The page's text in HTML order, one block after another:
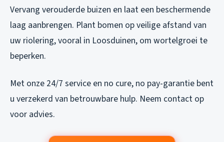
Vervang verouderde buizen en laat een beschermende
laag aanbrengen. Plant bomen op veilige afstand van
uw riolering, vooral in Loosduinen, om wortelgroei te
beperken.
Met onze 24/7 service en no cure, no pay-garantie bent
u verzekerd van betrouwbare hulp. Neem contact op
voor advies.